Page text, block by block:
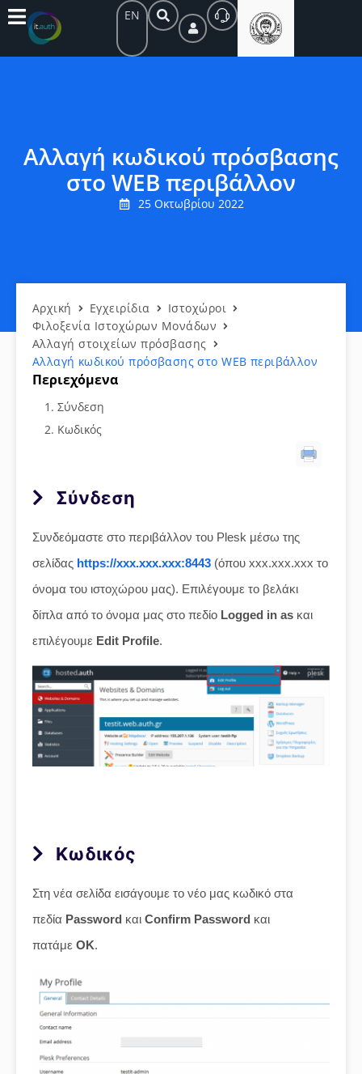
EN
Αλλαγή κωδικού πρόσβασης
στο WEB περιβάλλον
25 Οκτωβρίου 2022
Αρχική Εγχειρίδια
Ιστοχώροι
Φιλοξενία Ιστοχώρων Μονάδων
Αλλαγή στοιχείων πρόσβασης
Αλλαγή κωδικού πρόσβασης στο WEB περιβάλλον
Περιεχόμενα
Σύνδεση
Κωδικός
Σύνδεση
Συνδεόμαστε στο περιβάλλον του Plesk μέσω της
σελίδας https://xxx.xxx.xxx:8443 (όπου xxx.xxx.xxx το
όνομα του ιστοχώρου μας). Επιλέγουμε το βελάκι
δίπλα από το όνομα μας στο πεδίο Logged in as και
επιλέγουμε Edit Profile.
Κωδικός
Στη νέα σελίδα εισάγουμε το νέο μας κωδικό στα
πεδία Password και Confirm Password και
πατάμε ΟΚ.